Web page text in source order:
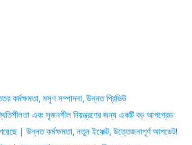
মসৃণ সম্পাদনা, উন্নত প্রিভিউ
এবং সৃজনশীল নিয়ন্ত্রণের জন্য একটি বড় আপগ্রেড
| উন্নত কর্মক্ষমতা, নতুন ইফেক্ট, উত্তেজনাপূর্ণ আপডেট!